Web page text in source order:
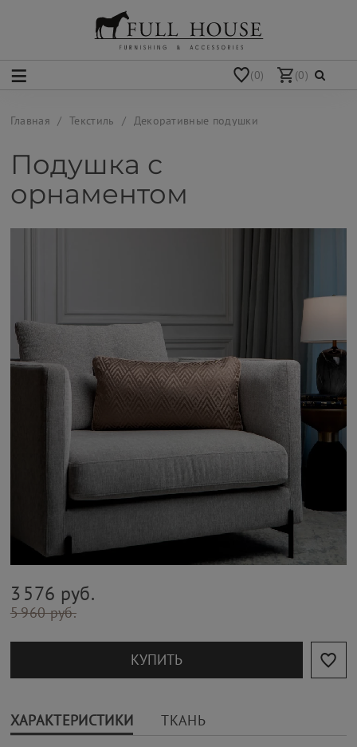
(0) (0)
Главная Текстиль Декоративные подушки
Подушка с
орнаментом
3 576 руб.
5 960 руб.
КУПИТЬ
ХАРАКТЕРИСТИКИ ТКАНЬ